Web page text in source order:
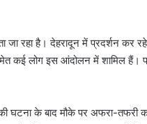
जा रहा है। देहरादून में प्रदर्शन कर
कई लोग इस आंदोलन में शामिल हैं।
घटना के बाद मौके पर अफरा-तफरी